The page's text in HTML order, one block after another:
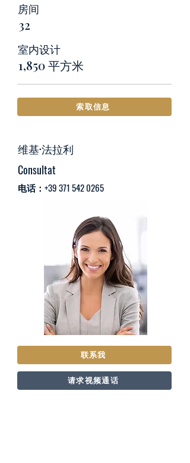
房间
32
室内设计
1,850 平方米
索取信息
维基·法拉利
Consultat
电话：+39371 542 0265
联系我
请求视频通话